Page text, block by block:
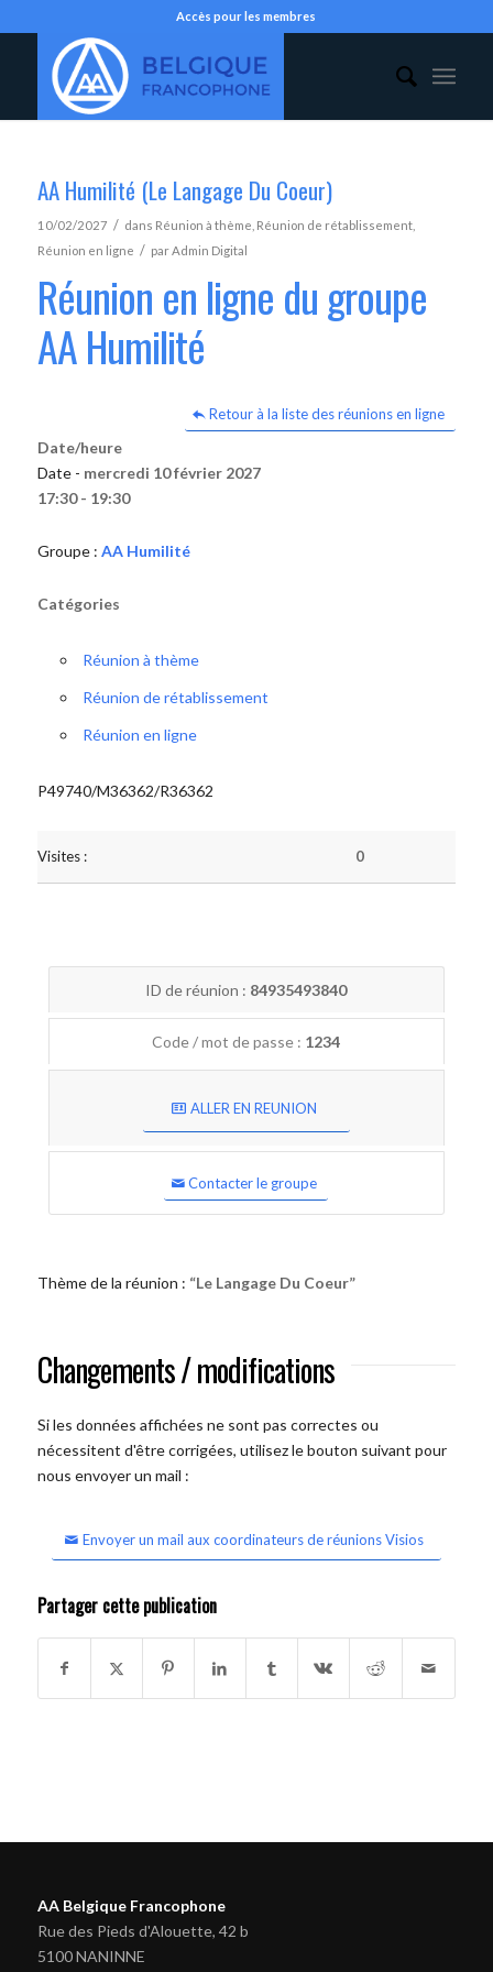
Accès pour les membres
AA Humilité (Le Langage Du Coeur)
10/02/2027 / dans Réunion à thème Réunion de rétablissement,
Réunion en ligne / parAdmin Digital
Réunion en ligne du groupe
AA Humilité
Retour à la liste des réunions en ligne
Date/heure
Date - mercredi 10 février 2027
17:30 - 19:30
Groupe : AA Humilité
Catégories
Réunion à thème
Réunion de rétablissement
Réunion en ligne
P49740/M36362/R36362
Visites : 0
ID de réunion : 84935493840
Code / mot de passe : 1234
ALLER EN REUNION
Contacter le groupe
Thème de la réunion : “Le Langage Du Coeur”
Changements / modifications
Si les données affichées ne sont pas correctes ou
nécessitent d'être corrigées, utilisez le bouton suivant pour
nous envoyer un mail :
Envoyer un mail aux coordinateurs de réunions Visios
Partager cette publication
AA Belgique Francophone
Rue des Pieds d'Alouette, 42 b
5100 NANINNE